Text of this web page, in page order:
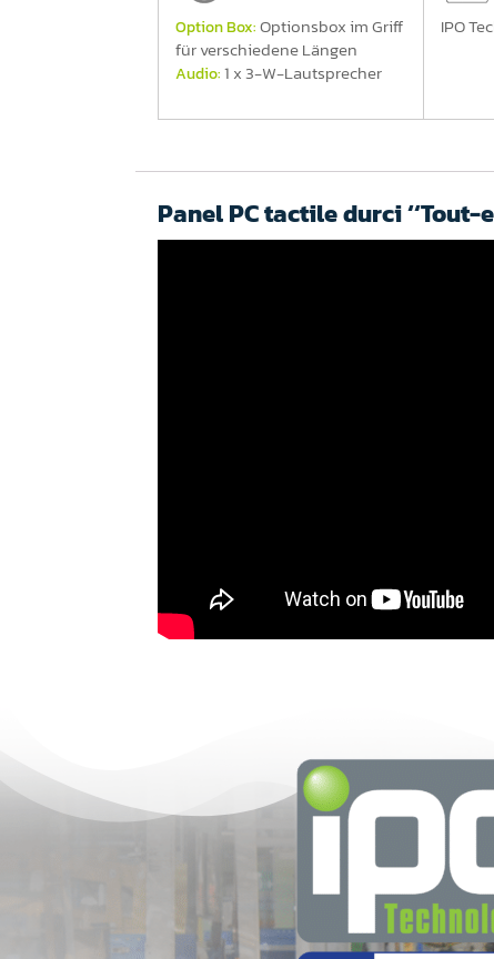
Option Box:Optionsbox im Griff
für verschiedene Längen
Audio:1 x 3-W-Lautsprecher
IPO
Panel PC tactile durci ‘‘Tout-